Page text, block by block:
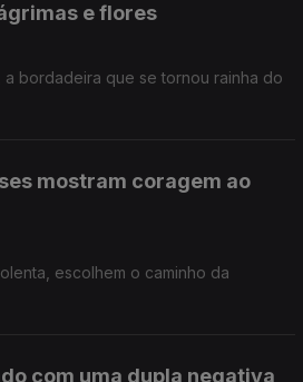
e flores
a bordadeira que se tornou rainha do
mostram coragem ao
escolhem o caminho da
com uma dupla negativa